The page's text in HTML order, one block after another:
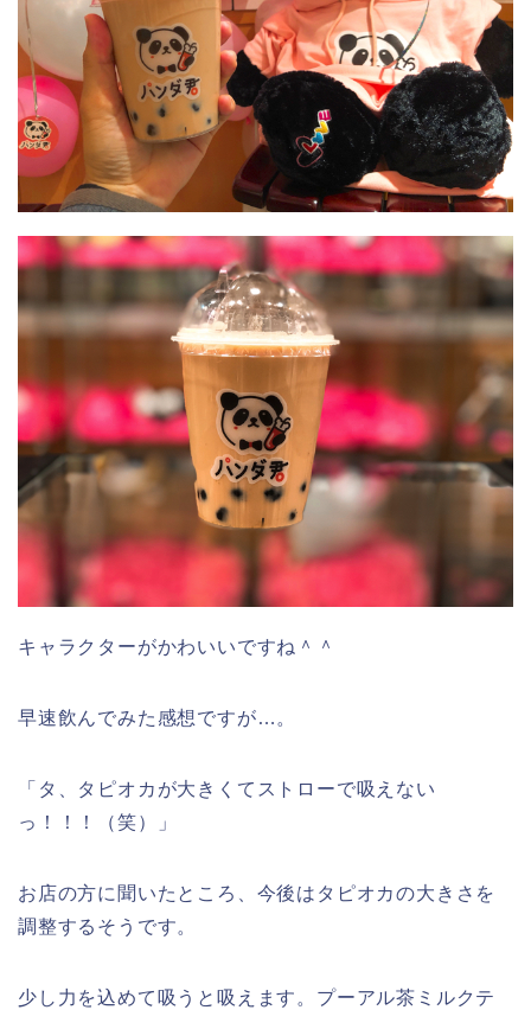
キャラクターがかわいいですね＾＾
早速飲んでみた感想ですが…。
「タ、タピオカが大きくてストローで吸えない
っ！！！（笑）」
お店の方に聞いたところ、今後はタピオカの大きさを
調整するそうです。
少し力を込めて吸うと吸えます。プーアル茶ミルクテ